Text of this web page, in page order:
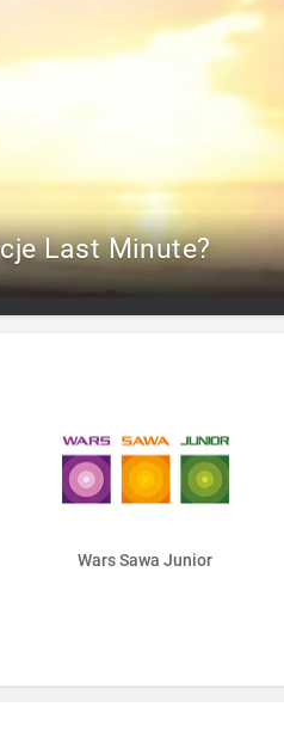
Last Minute?
Wars Sawa Junior